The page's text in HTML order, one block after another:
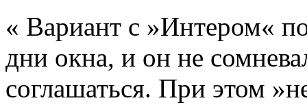
« Вариант с »Интером«
дни окна, и он не
соглашаться. При этом